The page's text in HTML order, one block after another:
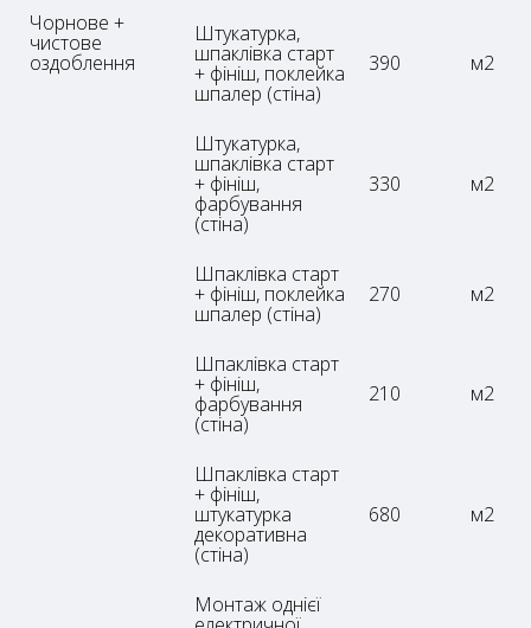
Чорнове +
чистове
оздоблення
Штукатурка,
шпаклівка старт
+ фініш, поклейка
шпалер (стіна)
390 м2
Штукатурка,
шпаклівка старт
+ фініш,
фарбування
(стіна)
330 м2
Шпаклівка старт
+ фініш, поклейка
шпалер (стіна)
270 м2
Шпаклівка старт
+ фініш,
фарбування
(стіна)
210 м2
Шпаклівка старт
+ фініш,
штукатурка
декоративна
(стіна)
680 м2
Монтаж однієї